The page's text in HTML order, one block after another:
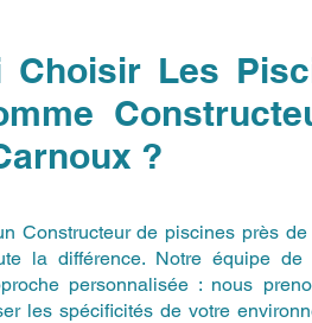
Choisir Les
?
Constructeur de piscines près
la différence. Notre équipe de
personnalisée : nous
les spécificités de votre